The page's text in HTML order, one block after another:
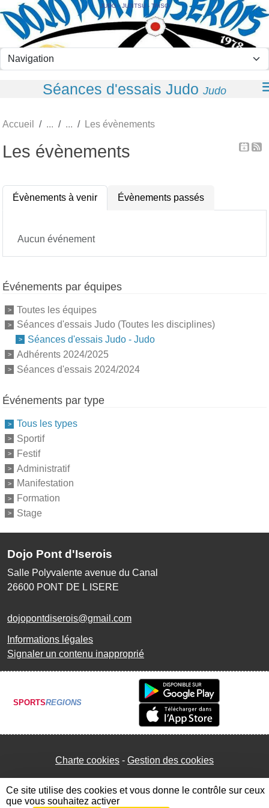
JUDO - JUJITSU - TAÏSO
Séances d'essais Judo Judo
Accueil Les évènements
Les évènements
Évènements à venir Évènements passés
Aucun événement
Événements par équipes
Toutes les équipes
Séances d'essais Judo (Toutes les disciplines)
Séances d'essais Judo - Judo
Adhérents 2024/2025
Séances d'essais 2024/2024
Événements par type
Tous les types
Sportif
Festif
Administratif
Manifestation
Formation
Stage
Dojo Pont d'Iserois
Salle Polyvalente avenue du Canal
26600 PONT DE L ISERE
dojopontdiserois@gmail.com
Informations légales
Signaler un contenu inapproprié
SPORTSREGIONS
Charte cookies Gestion des cookies
Panneau de gestion des cookies
Ce site utilise des cookies et vous donne le contrôle sur ceux
que vous souhaitez activer